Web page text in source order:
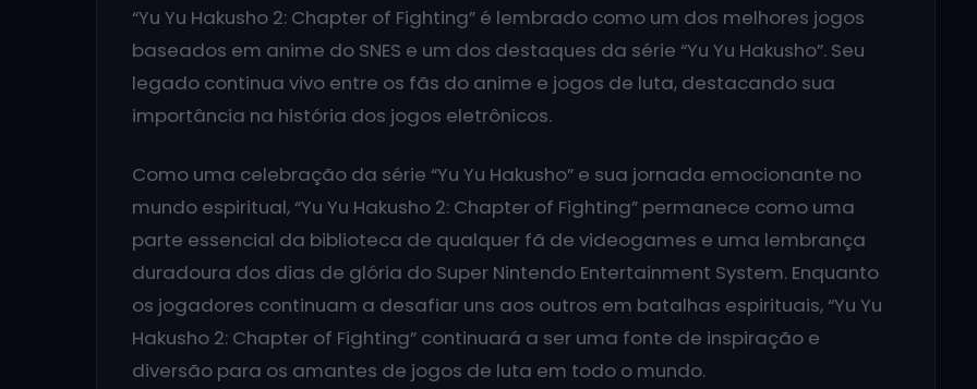
“Yu Yu Hakusho 2: Chapter of Fighting” é lembrado como um dos melhores jogos
baseados em anime do SNES e um dos destaques da série “Yu Yu Hakusho”. Seu
legado continua vivo entre os fãs do anime e jogos de luta, destacando sua
importância na história dos jogos eletrônicos.
Como uma celebração da série “Yu Yu Hakusho” e sua jornada emocionante no
mundo espiritual, “Yu Yu Hakusho 2: Chapter of Fighting” permanece como uma
parte essencial da biblioteca de qualquer fã de videogames e uma lembrança
duradoura dos dias de glória do Super Nintendo Entertainment System. Enquanto
os jogadores continuam a desafiar uns aos outros em batalhas espirituais, “Yu Yu
Hakusho 2: Chapter of Fighting” continuará a ser uma fonte de inspiração e
diversão para os amantes de jogos de luta em todo o mundo.